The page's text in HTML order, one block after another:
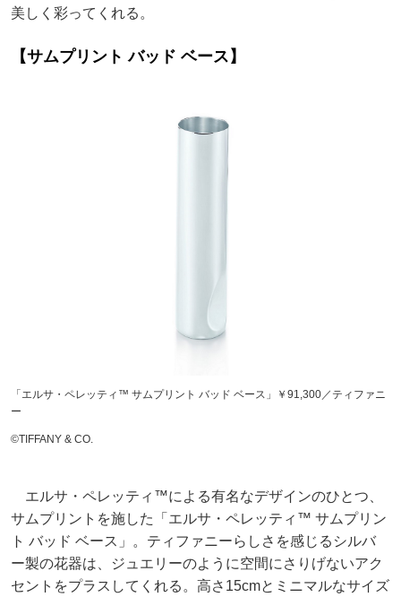
美しく彩ってくれる。
【サムプリント バッド ベース】
「エルサ・ペレッティ™ サムプリント バッド ベース」￥91,300／ティファニ
ー
©️TIFFANY & CO.
エルサ・ペレッティ™による有名なデザインのひとつ、
サムプリントを施した「エルサ・ペレッティ™ サムプリン
ト バッド ベース」。ティファニーらしさを感じるシルバ
ー製の花器は、ジュエリーのように空間にさりげないアク
セントをプラスしてくれる。高さ15cmとミニマルなサイズ